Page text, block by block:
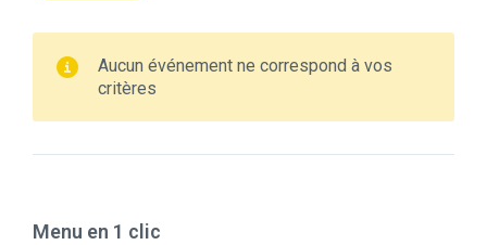
Aucun événement ne correspond à vos
critères
Menu en 1 clic